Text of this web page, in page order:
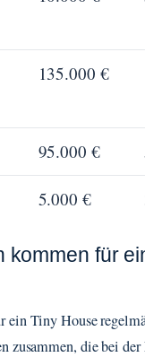
135.000 €
95.000 €
5.000 €
kommen für
ein Tiny House
zusammen, die bei